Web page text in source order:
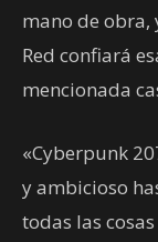
mano de obra,
Red confiará
mencionada
«Cyberpunk
y ambicioso
todas las